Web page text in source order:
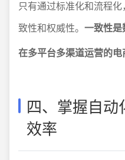
只有通过标准化和流程
致性和权威性。 一致性
在多平台多渠道运营的电
四、掌握自动
效率